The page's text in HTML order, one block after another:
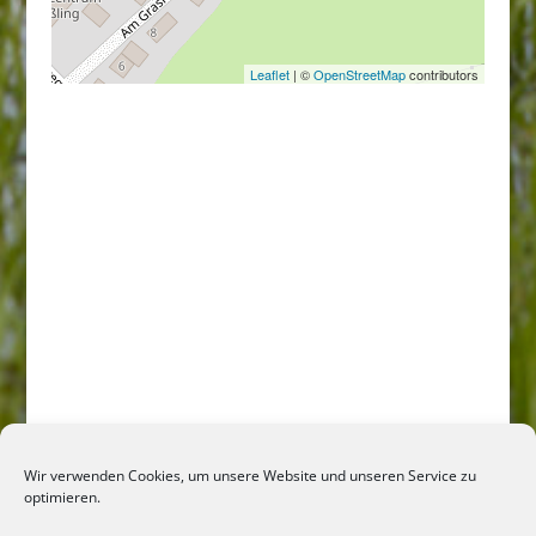
Wir verwenden Cookies, um unsere Website und unseren Service zu
optimieren.
Leaflet | ©OpenStreetMapcontributors